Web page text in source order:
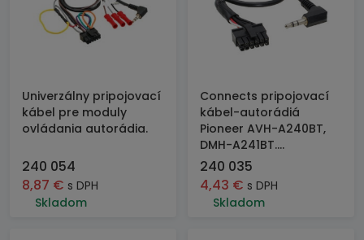
Univerzálny pripojovací
kábel pre moduly
ovládania autorádia.
240 054
8,87 € s DPH
Skladom
Connects pripojovací
kábel-autorádiá
Pioneer AVH-A240BT,
DMH-A241BT....
240 035
4,43 € s DPH
Skladom